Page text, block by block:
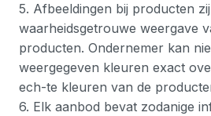
5. Afbeeldingen bij producten
waarheidsgetrouwe weergave
producten. Ondernemer kan
weergegeven kleuren exact
ech-te kleuren van de
6. Elk aanbod bevat zodanige